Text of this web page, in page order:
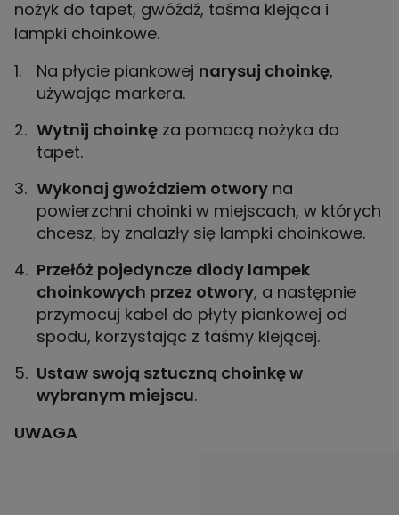
nożyk do tapet, gwóźdź, taśma klejąca i
lampki choinkowe.
Na płycie piankowej narysuj choinkę,
używając markera.
Wytnij choinkę za pomocą nożyka do
tapet.
Wykonaj gwoździem otwory na
powierzchni choinki w miejscach, w których
chcesz, by znalazły się lampki choinkowe.
Przełóż pojedyncze diody lampek
choinkowych przez otwory, a następnie
przymocuj kabel do płyty piankowej od
spodu, korzystając z taśmy klejącej.
Ustaw swoją sztuczną choinkę w
wybranym miejscu.
UWAGA